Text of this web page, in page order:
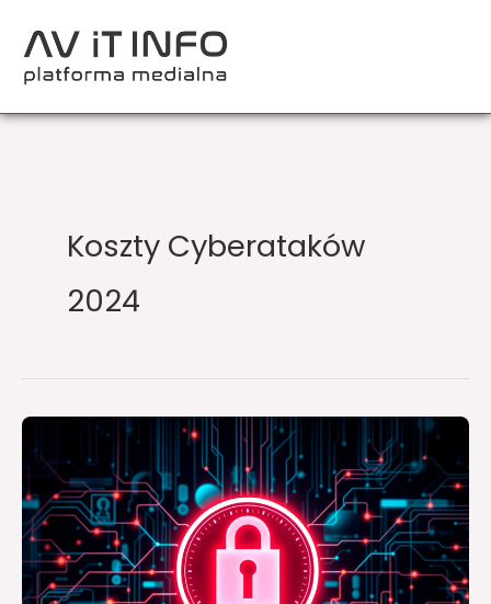
treści
Koszty Cyberataków
2024
Największym
zagrożeniem
dla
cyberbezpieczeństwa
są
działania
pracowników.